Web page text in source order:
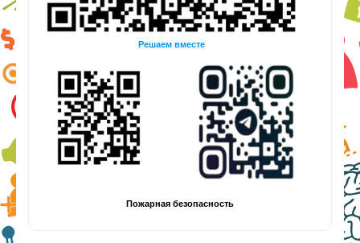
Решаем вместе
Пожарная безопасность